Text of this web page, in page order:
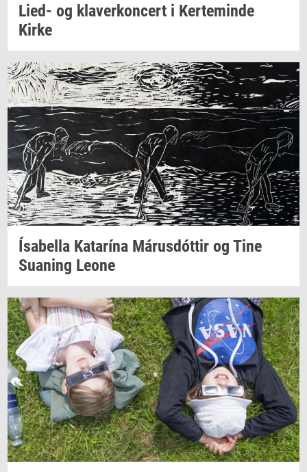
Lied- og kla­ver­kon­cert i Ker­te­min­de
Kirke
Ísabella Katarína Márusdóttir og Tine
Su­a­ning Leone